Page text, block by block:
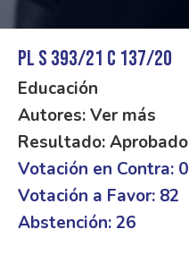
PL S 393/21 C 137/20
Educación
Autores: Ver más
Resultado: Aprobado
Votación en Contra: 0
Votación a Favor: 82
Abstención: 26